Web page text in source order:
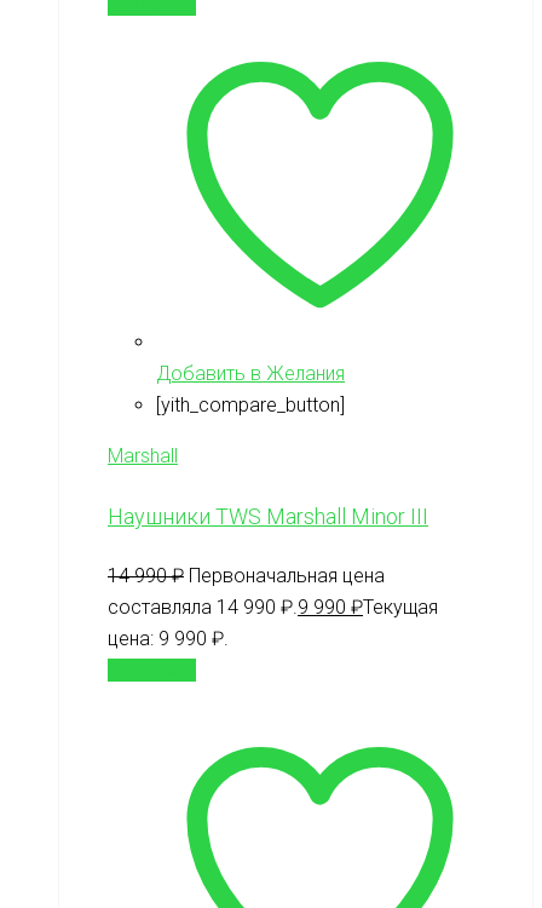
Добавить в Желания
[yith_compare_button]
Marshall
Наушники TWS Marshall Minor III
14 990₽ Первоначальная цена
составляла 14 990 ₽.9 990 ₽Текущая
цена: 9 990 ₽.